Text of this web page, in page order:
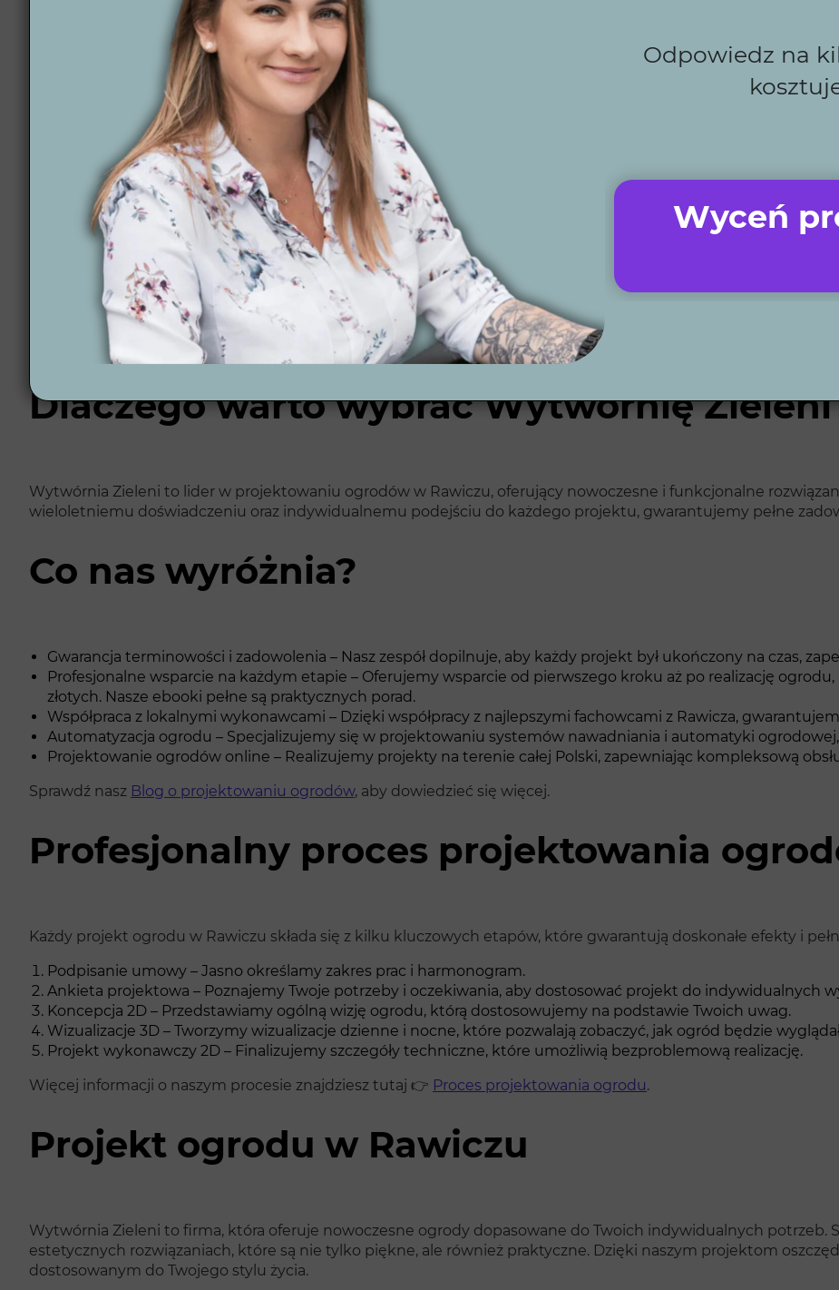
Projektowanie ogrodów Rawicz
Dlaczego warto wybrać Wytwórnię
Wytwórnia Zieleni to lider w projektowaniu ogrodów w Rawiczu, oferujący nowoczesne i funkcjonalne
wieloletniemu doświadczeniu oraz indywidualnemu podejściu do każdego projektu, gwarantujemy pełne
Co nas wyróżnia?
Gwarancja terminowości i zadowolenia – Nasz zespół dopilnuje, aby każdy projekt był ukończony na czas,
Profesjonalne wsparcie na każdym etapie – Oferujemy wsparcie od pierwszego kroku aż po realizację
złotych. Nasze ebooki pełne są praktycznych porad.
Współpraca z lokalnymi wykonawcami – Dzięki współpracy z najlepszymi fachowcami z Rawicza,
Automatyzacja ogrodu – Specjalizujemy się w projektowaniu systemów nawadniania i automatyki
Projektowanie ogrodów online – Realizujemy projekty na terenie całej Polski, zapewniając kompleksową
Sprawdź nasz Blog o projektowaniu ogrodów, aby dowiedzieć się więcej.
Profesjonalny proces projektowania
Każdy projekt ogrodu w Rawiczu składa się z kilku kluczowych etapów, które gwarantują doskonałe efekty i
Podpisanie umowy – Jasno określamy zakres prac i harmonogram.
Ankieta projektowa – Poznajemy Twoje potrzeby i oczekiwania, aby dostosować projekt do indywidualnych
Koncepcja 2D – Przedstawiamy ogólną wizję ogrodu, którą dostosowujemy na podstawie Twoich uwag.
Wizualizacje 3D – Tworzymy wizualizacje dzienne i nocne, które pozwalają zobaczyć, jak ogród będzie
Projekt wykonawczy 2D – Finalizujemy szczegóły techniczne, które umożliwią bezproblemową realizację.
Więcej informacji o naszym procesie znajdziesz tutaj 👉 Proces projektowania ogrodu.
Projekt ogrodu w Rawiczu
Wytwórnia Zieleni to firma, która oferuje nowoczesne ogrody dopasowane do Twoich indywidualnych potrzeb.
estetycznych rozwiązaniach, które są nie tylko piękne, ale również praktyczne. Dzięki naszym projektom
dostosowanym do Twojego stylu życia.
Odpowiedz na
Wyceń